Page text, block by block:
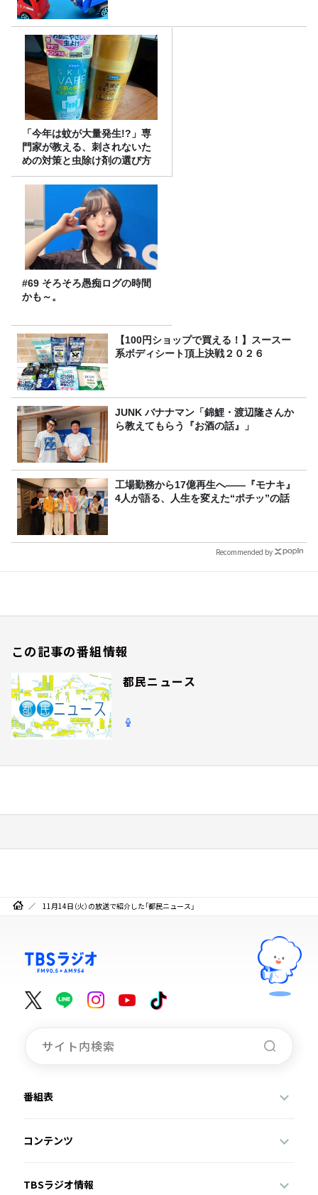
「今年は蚊が大量発生!?」専
門家が教える、刺されないた
めの対策と虫除け剤の選び方
#69 そろそろ愚痴ログの時間
かも～。
【100円ショップで買える！】スースー
系ボディシート頂上決戦２０２６
JUNK バナナマン「錦鯉・渡辺隆さんか
ら教えてもらう『お酒の話』」
工場勤務から17億再生へ——『モナキ』
4人が語る、人生を変えた“ポチッ”の話
Recommended by
この記事の番組情報
都民ニュース
11月14日（火）の放送で紹介した「都民ニュース」
番組表
コンテンツ
TBSラジオ情報